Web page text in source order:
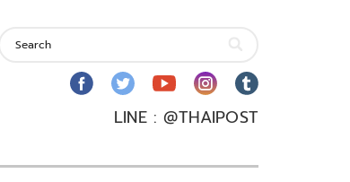
LINE : @THAIPOST